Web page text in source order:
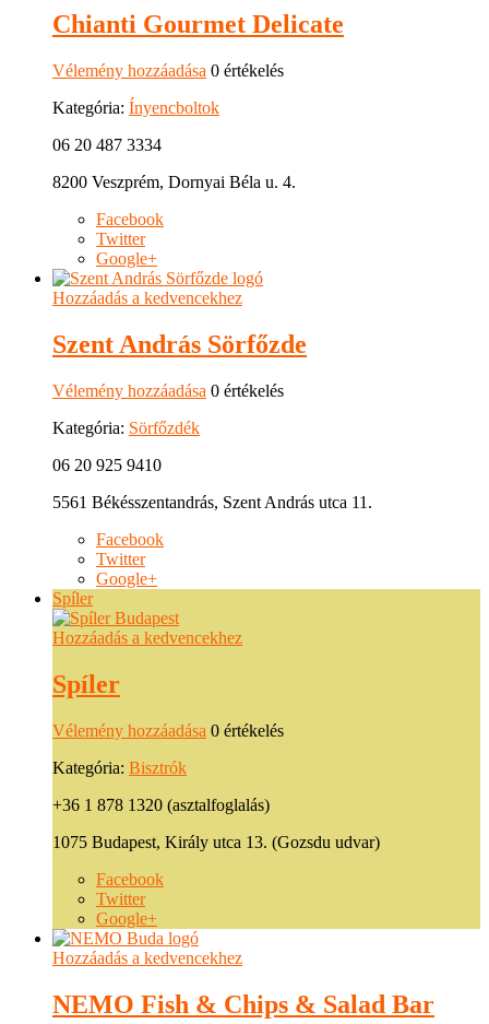
Chianti Gourmet Delicate
Vélemény hozzáadása 0 értékelés
Kategória: Ínyencboltok
06 20 487 3334
8200 Veszprém, Dornyai Béla u. 4.
Facebook
Twitter
Google+
Hozzáadás a kedvencekhez
Szent András Sörfőzde
Vélemény hozzáadása 0 értékelés
Kategória: Sörfőzdék
06 20 925 9410
5561 Békésszentandrás, Szent András utca 11.
Facebook
Twitter
Google+
Spíler
Hozzáadás a kedvencekhez
Spíler
Vélemény hozzáadása 0 értékelés
Kategória: Bisztrók
+36 1 878 1320 (asztalfoglalás)
1075 Budapest, Király utca 13. (Gozsdu udvar)
Facebook
Twitter
Google+
Hozzáadás a kedvencekhez
NEMO Fish & Chips & Salad Bar